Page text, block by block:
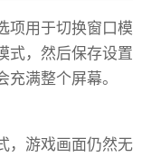
项用于切换窗口模
式，然后保存设置
满整个屏幕。
，游戏画面仍然无